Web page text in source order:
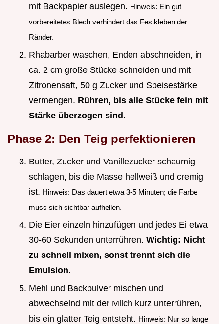
mit Backpapier auslegen. Hinweis: Ein gut
vorbereitetes Blech verhindert das Festkleben der
Ränder.
Rhabarber waschen, Enden abschneiden, in
ca. 2 cm große Stücke schneiden und mit
Zitronensaft, 50 g Zucker und Speisestärke
vermengen. Rühren, bis alle Stücke fein mit
Stärke überzogen sind.
Phase 2: Den Teig perfektionieren
Butter, Zucker und Vanillezucker schaumig
schlagen, bis die Masse hellweiß und cremig
ist. Hinweis: Das dauert etwa 3-5 Minuten; die Farbe
muss sich sichtbar aufhellen.
Die Eier einzeln hinzufügen und jedes Ei etwa
30-60 Sekunden unterrühren. Wichtig: Nicht
zu schnell mixen, sonst trennt sich die
Emulsion.
Mehl und Backpulver mischen und
abwechselnd mit der Milch kurz unterrühren,
bis ein glatter Teig entsteht. Hinweis: Nur so lange